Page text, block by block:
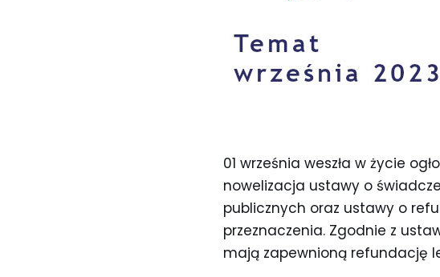
01 września weszła w życie
nowelizacja ustawy o
publicznych oraz ustawy o
przeznaczenia. Zgodnie z
mają zapewnioną refundację